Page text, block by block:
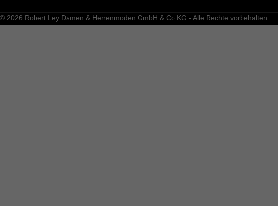
© 2026 Robert Ley Damen & Herrenmoden GmbH & Co KG - Alle Rechte vorbehalten.